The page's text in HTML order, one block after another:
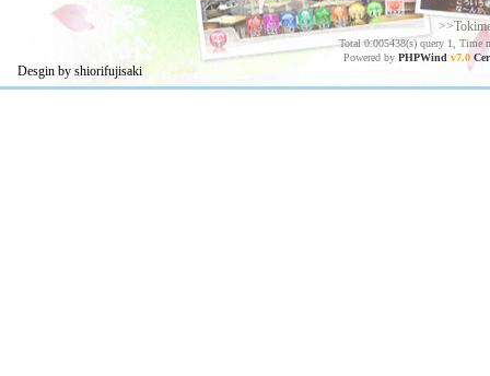
Total 0.005438(s) query 1, Time
Powered by PHPWind v7.0
Desgin by shiorifujisaki